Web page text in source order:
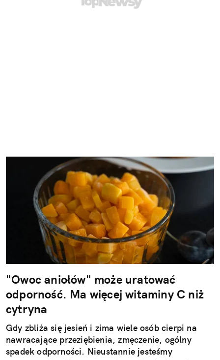
"Owoc aniołów" może uratować
odporność. Ma więcej witaminy C niż
cytryna
Gdy zbliża się jesień i zima wiele osób cierpi na
nawracające przeziębienia, zmęczenie, ogólny
spadek odporności. Nieustannie jesteśmy